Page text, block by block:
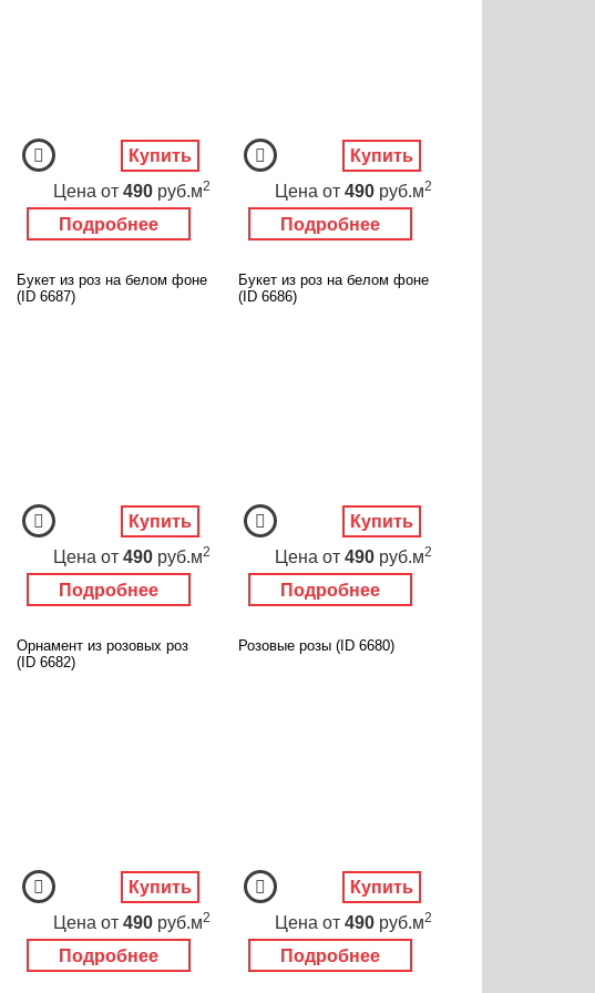
Подробнее
Цена от 490 руб.м2
Купить
Подробнее
Цена от 490 руб.м2
Купить
Букет из роз на белом фоне
(ID 6687)
Подробнее
Цена от 490 руб.м2
Купить
Букет из роз на белом фоне
(ID 6686)
Подробнее
Цена от 490 руб.м2
Купить
Орнамент из розовых роз
(ID 6682)
Подробнее
Цена от 490 руб.м2
Купить
Розовые розы (ID 6680)
Подробнее
Цена от 490 руб.м2
Купить